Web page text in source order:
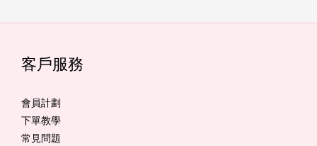
客戶服務
會員計劃
下單教學
常見問題